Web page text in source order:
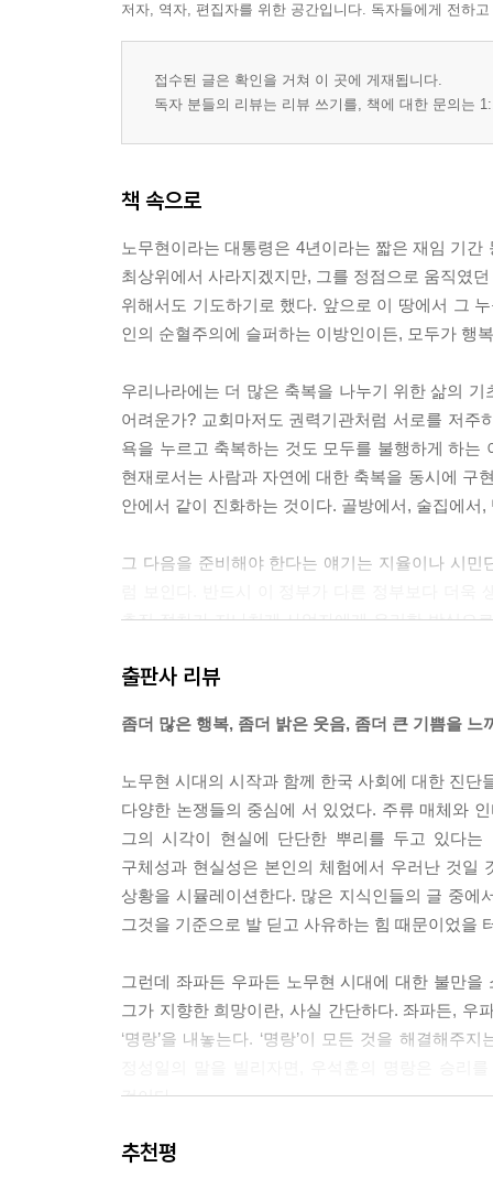
저자, 역자, 편집자를 위한 공간입니다. 독자들에게 전하
접수된 글은 확인을 거쳐 이 곳에 게재됩니다.
독자 분들의 리뷰는 리뷰 쓰기를, 책에 대한 문의는
책 속으로
노무현이라는 대통령은 4년이라는 짧은 재임 기
최상위에서 사라지겠지만, 그를 정점으로 움직였
위해서도 기도하기로 했다. 앞으로 이 땅에서 그
인의 순혈주의에 슬퍼하는 이방인이든, 모두가 행
우리나라에는 더 많은 축복을 나누기 위한 삶의
어려운가? 교회마저도 권력기관처럼 서로를 저
욕을 누르고 축복하는 것도 모두를 불행하게 하
현재로서는 사람과 자연에 대한 축복을 동시에 구
안에서 같이 진화하는 것이다. 골방에서, 술집에서
그 다음을 준비해야 한다는 얘기는 지율이나 시
추진 절차가 지나치게 사업자에게 유리한 방식으
출판사 리뷰
좀더 많은 행복, 좀더 밝은 웃음, 좀더 큰 기쁨을 느
노무현 시대의 시작과 함께 한국 사회에 대한 진
다양한 논쟁들의 중심에 서 있었다. 주류 매체와
그의 시각이 현실에 단단한 뿌리를 두고 있다
구체성과 현실성은 본인의 체험에서 우러난 것일
상황을 시뮬레이션한다. 많은 지식인들의 글 중
그것을 기준으로 발 딛고 사유하는 힘 때문이었을
그런데 좌파든 우파든 노무현 시대에 대한 불만
그가 지향한 희망이란, 사실 간단하다. 좌파든, 우
‘명랑’을 내놓는다. ‘명랑’이 모든 것을 해결해주
것이다.
정확히 문제를 되짚고 그것을 해결할 수 있는 길을
추천평